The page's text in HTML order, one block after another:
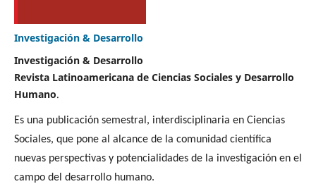
Investigación & Desarrollo
Investigación & Desarrollo
Revista Latinoamericana de Ciencias Sociales y Desarrollo
Humano.
Es una publicación semestral, interdisciplinaria en Ciencias
Sociales, que pone al alcance de la comunidad científica
nuevas perspectivas y potencialidades de la investigación en el
campo del desarrollo humano.